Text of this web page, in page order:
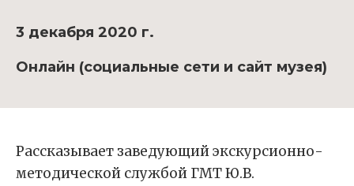
3 декабря 2020 г.
Онлайн (социальные сети и сайт музея)
Рассказывает заведующий экскурсионно-
методической службой ГМТ Ю.В.